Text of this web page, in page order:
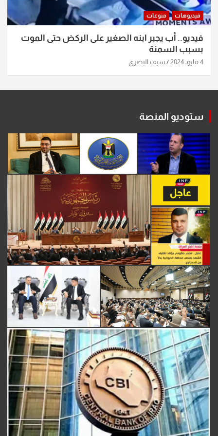
فيديوهات منوعات
فيديو.. أب يجبر ابنه الصغير على الركض حتى الموت
بسبب السمنة
4 مايو، 2024 سيف البصري
ستوديو المنصة